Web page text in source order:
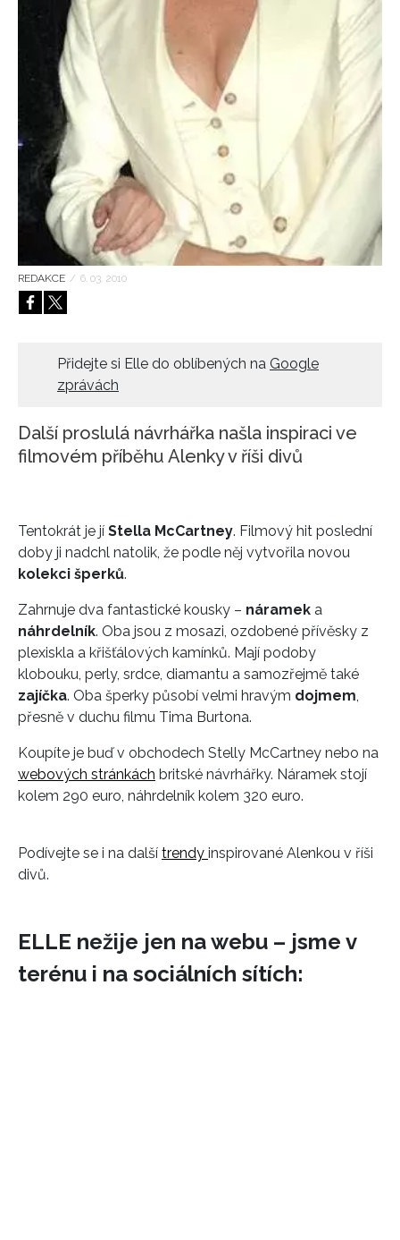
REDAKCE / 6. 03. 2010
Přidejte si Elle do oblíbených na Google
zprávách
Další proslulá návrhářka našla inspiraci ve
filmovém příběhu Alenky v říši divů
Tentokrát je jí Stella McCartney. Filmový hit poslední
doby ji nadchl natolik, že podle něj vytvořila novou
kolekci šperků.
Zahrnuje dva fantastické kousky – náramek a
náhrdelník. Oba jsou z mosazi, ozdobené přívěsky z
plexiskla a křišťálových kamínků. Mají podoby
klobouku, perly, srdce, diamantu a samozřejmě také
zajíčka. Oba šperky působí velmi hravým dojmem
přesně v duchu filmu Tima Burtona.
Koupíte je buď v obchodech Stelly McCartney nebo na
webových stránkách britské návrhářky. Náramek stojí
kolem 290 euro, náhrdelník kolem 320 euro.
Podívejte se i na další trendy inspirované Alenkou v říši
divů.
ELLE nežije jen na webu – jsme v
terénu i na sociálních sítích: